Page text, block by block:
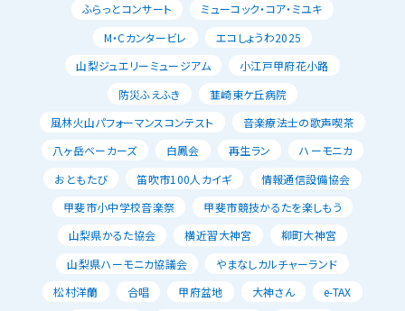
ふらっとコンサート
ミューコック・コア・ミユキ
M・Cカンタービレ
エコしょうわ2025
山梨ジュエリーミュージアム
小江戸甲府花小路
防災ふえふき
韮崎東ケ丘病院
風林火山パフォーマンスコンテスト
音楽療法士の歌声喫茶
八ヶ岳ベーカーズ
白鳳会 再生ラン
ハーモニカ
おともたび
笛吹市100人カイギ
情報通信設備協会
甲斐市小中学校音楽祭
甲斐市競技かるたを楽しもう
山梨県かるた協会
横近習大神宮
柳町大神宮
山梨県ハーモニカ協議会
やまなしカルチャーランド
松村洋蘭
合唱 甲府盆地 大神さん
e-TAX